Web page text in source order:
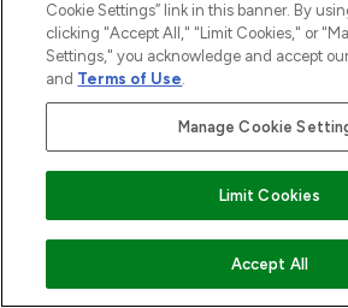
ZUM WARENKORB
Cookie Settings” link in this banner. By
clicking "Accept All," "Limit Cookies," or
Settings," you acknowledge and accept
and Terms of Use.
Manage Cookie
Limit Cookies
Accept All